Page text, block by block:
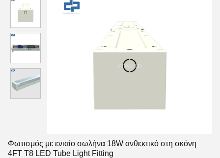
Φωτισμός με ενιαίο σωλήνα 18W ανθεκτικό στη σκόνη
4FT T8 LED Tube Light Fitting